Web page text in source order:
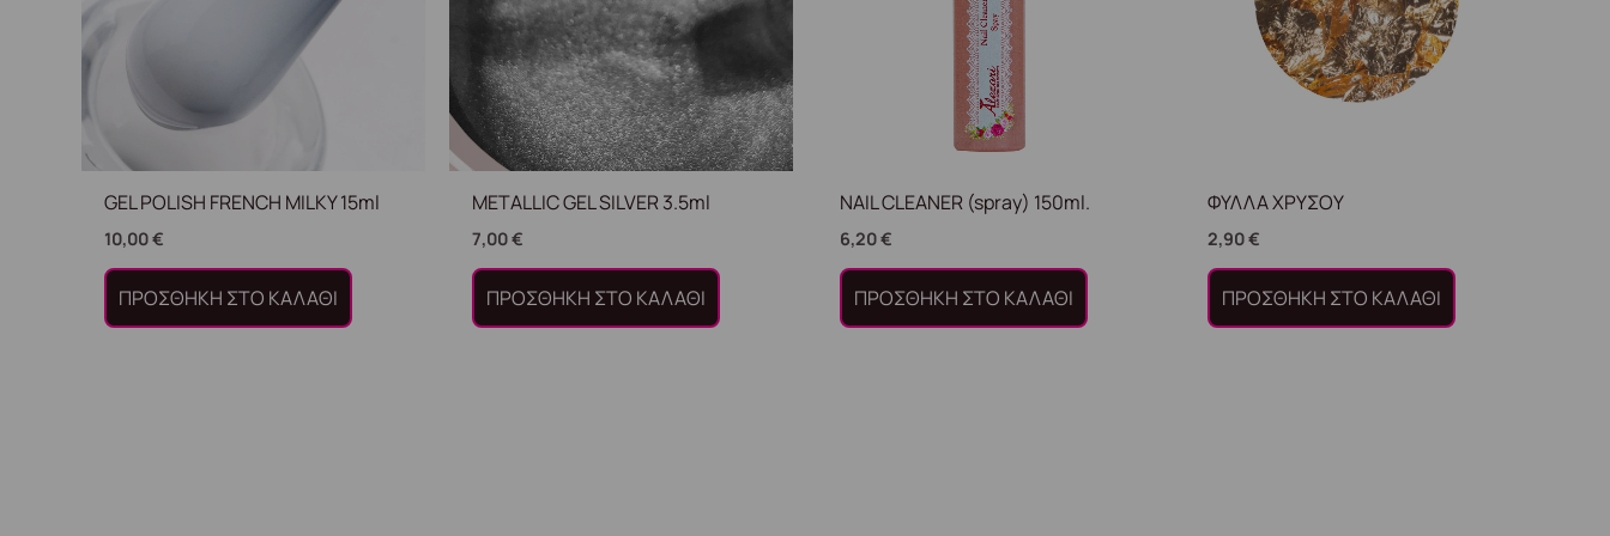
GEL POLISH FRENCH MILKY 15ml
10,00€
ΠΡΟΣΘΉΚΗ ΣΤΟ ΚΑΛΆΘΙ
METALLIC GEL SILVER 3.5ml
7,00€
ΠΡΟΣΘΉΚΗ ΣΤΟ ΚΑΛΆΘΙ
NAIL CLEANER (spray) 150ml.
6,20€
ΠΡΟΣΘΉΚΗ ΣΤΟ ΚΑΛΆΘΙ
ΦΥΛΛΑ ΧΡΥΣΟΥ
2,90€
ΠΡΟΣΘΉΚΗ ΣΤΟ ΚΑΛΆΘΙ